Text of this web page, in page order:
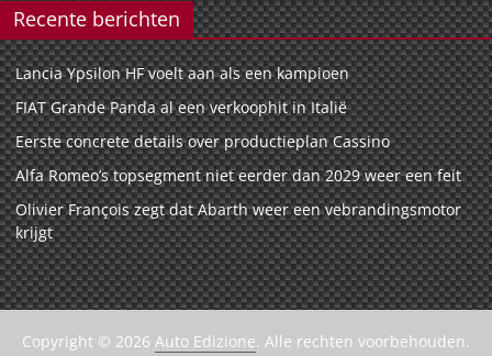
Recente berichten
Lancia Ypsilon HF voelt aan als een kampioen
FIAT Grande Panda al een verkoophit in Italië
Eerste concrete details over productieplan Cassino
Alfa Romeo’s topsegment niet eerder dan 2029 weer een feit
Olivier François zegt dat Abarth weer een vebrandingsmotor
krijgt
Copyright © 2026 Auto Edizione. Alle rechten voorbehouden.